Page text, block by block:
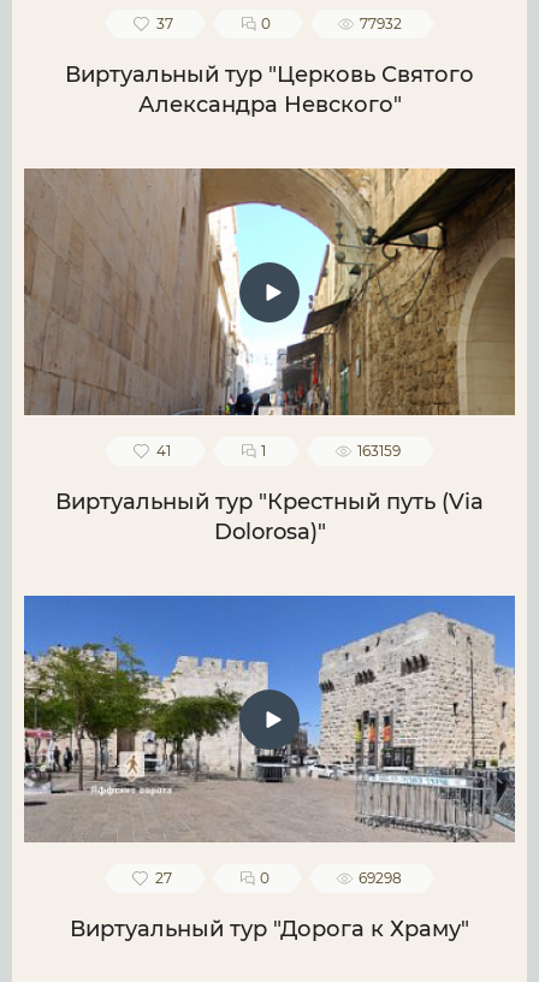
37 0 77932
Виртуальный тур "Церковь Святого
Александра Невского"
41 1 163159
Виртуальный тур "Крестный путь (Via
Dolorosa)"
27 0 69298
Виртуальный тур "Дорога к Храму"